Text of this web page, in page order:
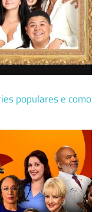
populares e como